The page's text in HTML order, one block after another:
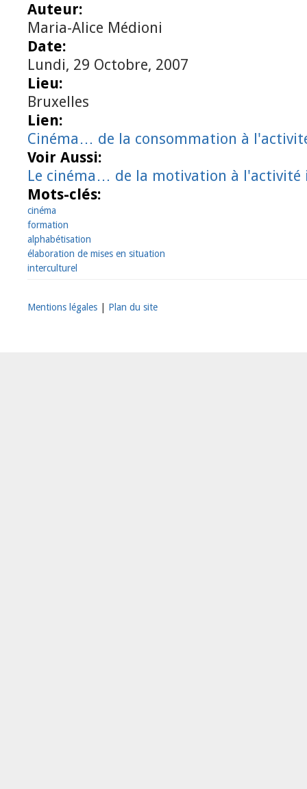
Auteur:
Maria-Alice Médioni
Date:
Lundi, 29 Octobre, 2007
Lieu:
Bruxelles
Lien:
Cinéma… de la consommation à
Voir Aussi:
Le cinéma… de la motivation à l'activité
Mots-clés:
cinéma
formation
alphabétisation
élaboration de mises en situation
interculturel
Mentions légales Plan du site